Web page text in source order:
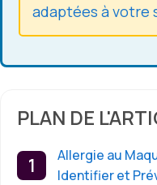
adaptées à votre
PLAN DE
Allergie au
Identifier et